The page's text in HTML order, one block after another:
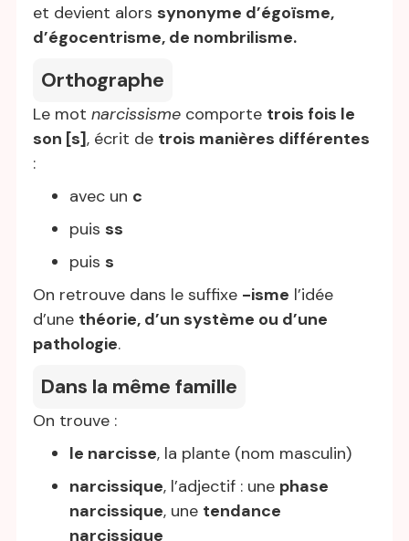
et devient alors synonyme d’égoïsme,
d’égocentrisme, de nombrilisme.
Orthographe
Le mot narcissisme comporte trois fois le
son [s], écrit de trois manières différentes
:
avec un c
puis ss
puis s
On retrouve dans le suffixe -isme l’idée
d’une théorie, d’un système ou d’une
pathologie.
Dans la même famille
On trouve :
le narcisse, la plante (nom masculin)
narcissique, l’adjectif : une phase
narcissique, une tendance
narcissique